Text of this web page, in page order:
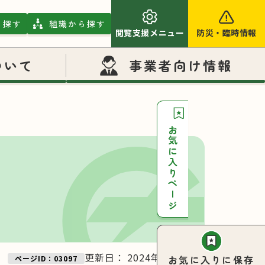
す 組織から探す
閲覧支援メニュー 防災 ・ 臨時情報
て 事業者向け情報
お気に入りページ
お気に入りに保存
ページID：03097 更新日： 2024年11月27日